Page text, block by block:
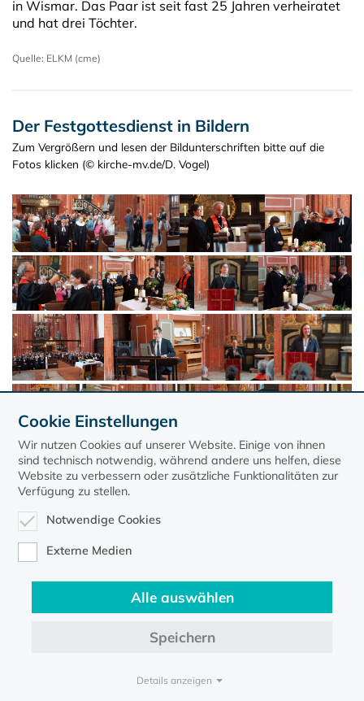
in Wismar. Das Paar ist seit fast 25 Jahren verheiratet
und hat drei Töchter.
Quelle: ELKM (cme)
Der Festgottesdienst in Bildern
Zum Vergrößern und lesen der Bildunterschriften bitte auf die
Fotos klicken (© kirche-mv.de/D. Vogel)
Datenschutz
Evangelische Kirche in Mecklenburg-Vorpommern © 2026
Cookie Einstellungen
Wir nutzen Cookies auf unserer Website. Einige von ihnen
sind technisch notwendig, während andere uns helfen, diese
Website zu verbessern oder zusätzliche Funktionalitäten zur
Verfügung zu stellen.
Notwendige Cookies
Externe Medien
Alle auswählen
Speichern
Details anzeigen